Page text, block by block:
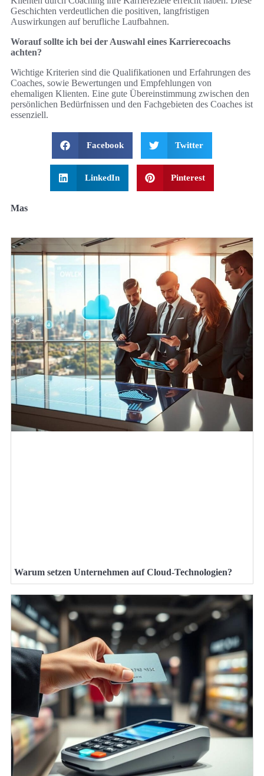
Geschichten verdeutlichen die positiven, langfristigen
Auswirkungen auf berufliche Laufbahnen.
Worauf sollte ich bei der Auswahl eines Karrierecoachs
achten?
Wichtige Kriterien sind die Qualifikationen und Erfahrungen des
Coaches, sowie Bewertungen und Empfehlungen von
ehemaligen Klienten. Eine gute Übereinstimmung zwischen den
persönlichen Bedürfnissen und den Fachgebieten des Coaches ist
essenziell.
Facebook Twitter
LinkedIn Pinterest
Mas
Warum setzen Unternehmen auf Cloud-Technologien?